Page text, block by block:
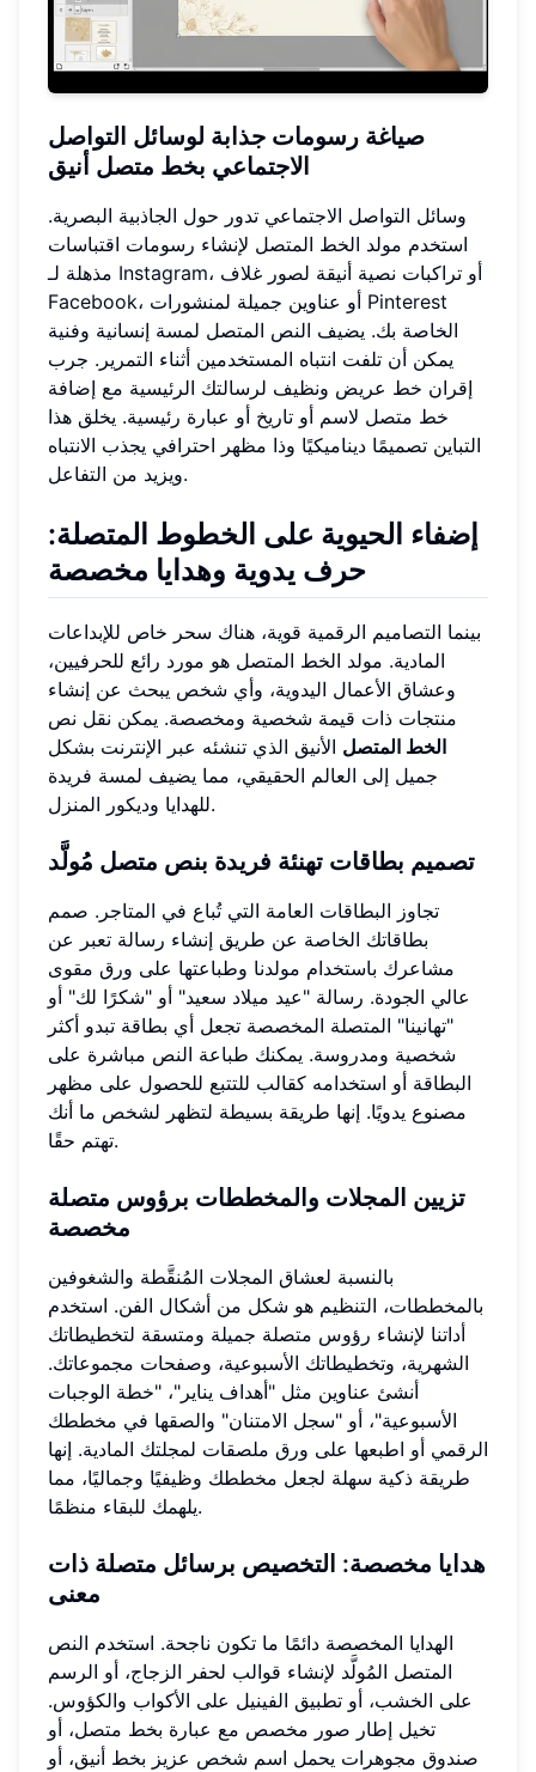
صياغة رسومات جذابة لوسائل التواصل
الاجتماعي بخط متصل أنيق
وسائل التواصل الاجتماعي تدور حول الجاذبية البصرية.
استخدم مولد الخط المتصل لإنشاء رسومات اقتباسات
مذهلة لـ Instagram، أو تراكبات نصية أنيقة لصور غلاف
Facebook، أو عناوين جميلة لمنشورات Pinterest
الخاصة بك. يضيف النص المتصل لمسة إنسانية وفنية
يمكن أن تلفت انتباه المستخدمين أثناء التمرير. جرب
إقران خط عريض ونظيف لرسالتك الرئيسية مع إضافة
خط متصل لاسم أو تاريخ أو عبارة رئيسية. يخلق هذا
التباين تصميمًا ديناميكيًا وذا مظهر احترافي يجذب الانتباه
ويزيد من التفاعل.
إضفاء الحيوية على الخطوط المتصلة:
حرف يدوية وهدايا مخصصة
بينما التصاميم الرقمية قوية، هناك سحر خاص للإبداعات
المادية. مولد الخط المتصل هو مورد رائع للحرفيين،
وعشاق الأعمال اليدوية، وأي شخص يبحث عن إنشاء
منتجات ذات قيمة شخصية ومخصصة. يمكن نقل نص
الخط المتصل الأنيق الذي تنشئه عبر الإنترنت بشكل
جميل إلى العالم الحقيقي، مما يضيف لمسة فريدة
للهدايا وديكور المنزل.
تصميم بطاقات تهنئة فريدة بنص متصل مُولَّد
تجاوز البطاقات العامة التي تُباع في المتاجر. صمم
بطاقاتك الخاصة عن طريق إنشاء رسالة تعبر عن
مشاعرك باستخدام مولدنا وطباعتها على ورق مقوى
عالي الجودة. رسالة "عيد ميلاد سعيد" أو "شكرًا لك" أو
"تهانينا" المتصلة المخصصة تجعل أي بطاقة تبدو أكثر
شخصية ومدروسة. يمكنك طباعة النص مباشرة على
البطاقة أو استخدامه كقالب للتتبع للحصول على مظهر
مصنوع يدويًا. إنها طريقة بسيطة لتظهر لشخص ما أنك
تهتم حقًا.
تزيين المجلات والمخططات برؤوس متصلة
مخصصة
بالنسبة لعشاق المجلات المُنقَّطة والشغوفين
بالمخططات، التنظيم هو شكل من أشكال الفن. استخدم
أداتنا لإنشاء رؤوس متصلة جميلة ومتسقة لتخطيطاتك
الشهرية، وتخطيطاتك الأسبوعية، وصفحات مجموعاتك.
أنشئ عناوين مثل "أهداف يناير"، "خطة الوجبات
الأسبوعية"، أو "سجل الامتنان" والصقها في مخططك
الرقمي أو اطبعها على ورق ملصقات لمجلتك المادية. إنها
طريقة ذكية سهلة لجعل مخططك وظيفيًا وجماليًا، مما
يلهمك للبقاء منظمًا.
هدايا مخصصة: التخصيص برسائل متصلة ذات
معنى
الهدايا المخصصة دائمًا ما تكون ناجحة. استخدم النص
المتصل المُولَّد لإنشاء قوالب لحفر الزجاج، أو الرسم
على الخشب، أو تطبيق الفينيل على الأكواب والكؤوس.
تخيل إطار صور مخصص مع عبارة بخط متصل، أو
صندوق مجوهرات يحمل اسم شخص عزيز بخط أنيق، أو